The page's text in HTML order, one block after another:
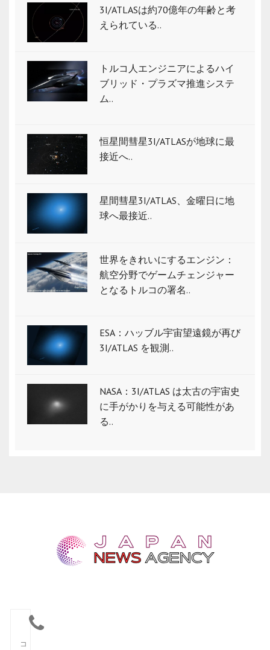
3I/ATLASは約70億年の年齢と考
えられている..
トルコ人エンジニアによるハイ
ブリッド・プラズマ推進システ
ム..
恒星間彗星3I/ATLASが地球に最
接近へ..
星間彗星3I/ATLAS、金曜日に地
球へ最接近..
世界をきれいにするエンジン：
航空分野でゲームチェンジャー
となるトルコの署名..
ESA：ハッブル宇宙望遠鏡が再び
3I/ATLAS を観測..
NASA：3I/ATLAS は太古の宇宙史
に手がかりを与える可能性があ
る..
コ